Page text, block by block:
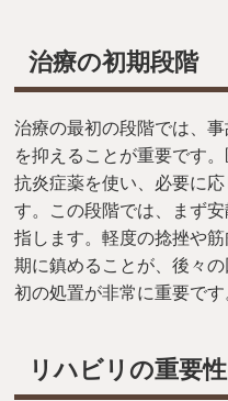
治療の初期段階
治療の最初の段階では、
を抑えることが重要です
抗炎症薬を使い、必要に
す。この段階では、まず
指します。軽度の捻挫や
期に鎮めることが、後々
初の処置が非常に重要です
リハビリの重要性